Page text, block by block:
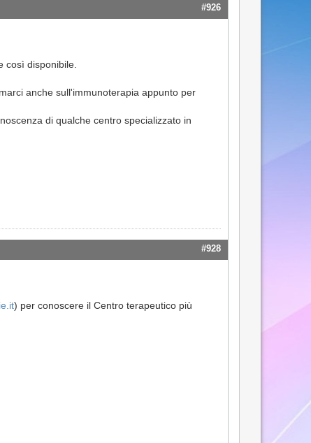
#926
così disponibile.
anche sull'immunoterapia appunto per
di qualche centro specializzato in
#928
) per conoscere il Centro terapeutico più